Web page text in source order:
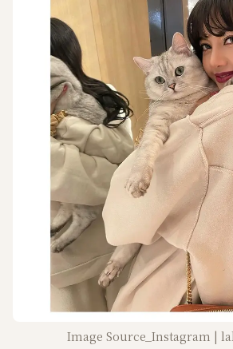
Image Source_Instagram |